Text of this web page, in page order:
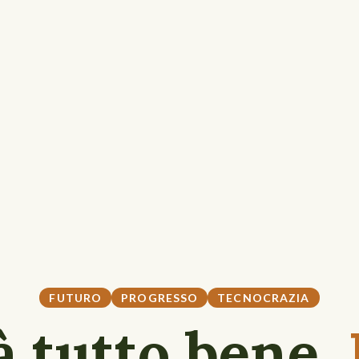
FUTURO PROGRESSO TECNOCRAZIA